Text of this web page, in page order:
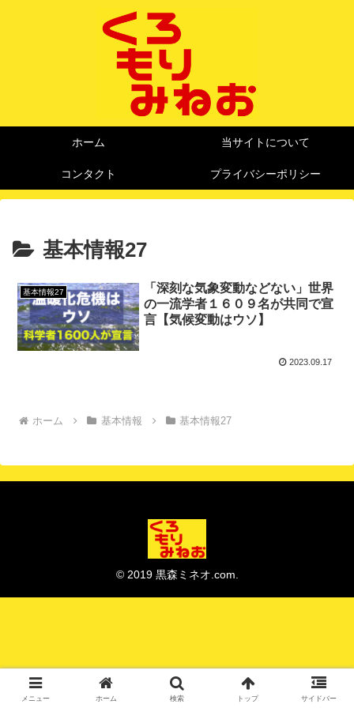
ホーム 当サイトについて
コンタクト プライバシーポリシー
基本情報27
基本情報27
「深刻な気象変動などない」世界
の一流学者１６０９名が共同で宣
言【気候変動はウソ】
2023.09.17
ホーム 基本情報 基本情報27
© 2019 黒森ミネオ.com.
メニュー ホーム 検索 トップ サイドバー